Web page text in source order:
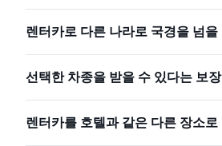
렌터카로 다른 나라로 국경을 넘을
선택한 차종을 받을 수 있다는 보
렌터카를 호텔과 같은 다른 장소